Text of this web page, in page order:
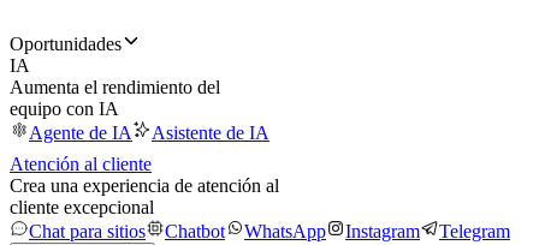
Oportunidades
IA
Aumenta el rendimiento del
equipo con IA
Agente de IA
Asistente de IA
Atención al cliente
Crea una experiencia de atención al
cliente excepcional
Chat para sitios
Chatbot WhatsApp Instagram Telegram